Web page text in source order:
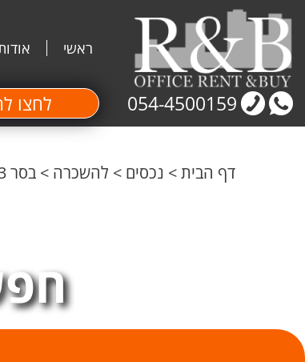
ראשי
054-4500159 לחצו
דף הבית> נכסים > להשכרה > בסר 3, מתחם הב בי סי ,משרד בוטיק 166 מטר קומה גבוהה